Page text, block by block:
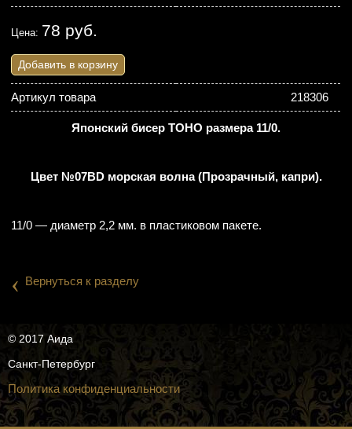
Цена: 78 руб.
Добавить в корзину
Артикул товара 218306
Японский бисер TOHO размера 11/0.
Цвет №07BD морская волна (Прозрачный, капри).
11/0 — диаметр 2,2 мм. в пластиковом пакете.
‹ Вернуться к разделу
© 2017 Аида
Санкт-Петербург
Политика конфиденциальности